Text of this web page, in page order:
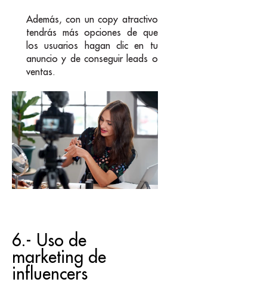
Además, con un copy atractivo
tendrás más opciones de que
los usuarios hagan clic en tu
anuncio y de conseguir leads o
ventas.
6.- Uso de
marketing de
influencers